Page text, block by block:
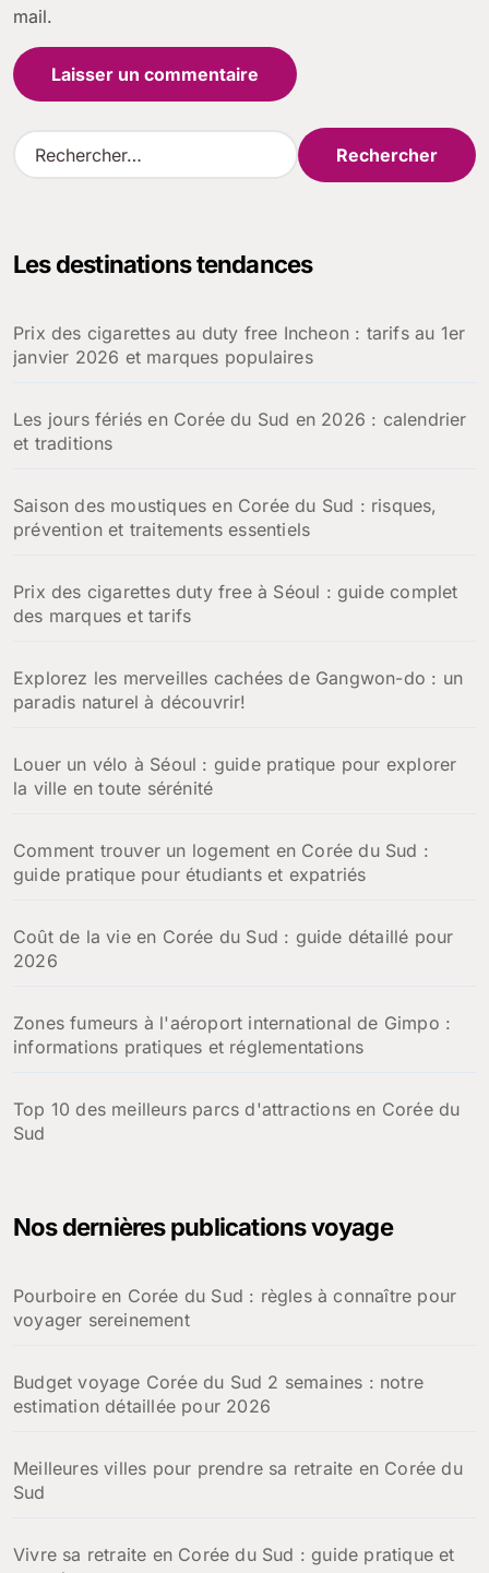
mail.
R
e
r
e
r
Les destinations tendances
Prix des cigarettes au duty free Incheon : tarifs au 1er
janvier 2026 et marques populaires
Les jours fériés en Corée du Sud en 2026 : calendrier
et traditions
Saison des moustiques en Corée du Sud : risques,
prévention et traitements essentiels
Prix des cigarettes duty free à Séoul : guide complet
des marques et tarifs
Explorez les merveilles cachées de Gangwon-do : un
paradis naturel à découvrir!
Louer un vélo à Séoul : guide pratique pour explorer
la ville en toute sérénité
Comment trouver un logement en Corée du Sud :
guide pratique pour étudiants et expatriés
Coût de la vie en Corée du Sud : guide détaillé pour
2026
Zones fumeurs à l'aéroport international de Gimpo :
informations pratiques et réglementations
Top 10 des meilleurs parcs d'attractions en Corée du
Sud
Nos dernières publications voyage
Pourboire en Corée du Sud : règles à connaître pour
voyager sereinement
Budget voyage Corée du Sud 2 semaines : notre
estimation détaillée pour 2026
Meilleures villes pour prendre sa retraite en Corée du
Sud
Vivre sa retraite en Corée du Sud : guide pratique et